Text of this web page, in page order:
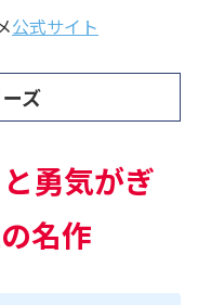
公式サイト
ズ
勇気がぎ
名作